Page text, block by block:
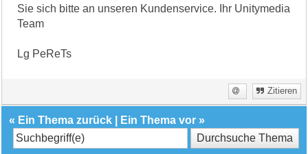
Sie sich bitte an unseren Kundenservice. Ihr Unitymedia
Team
Lg PeReTs
Zitieren
« Ein Thema zurück Ein Thema vor »